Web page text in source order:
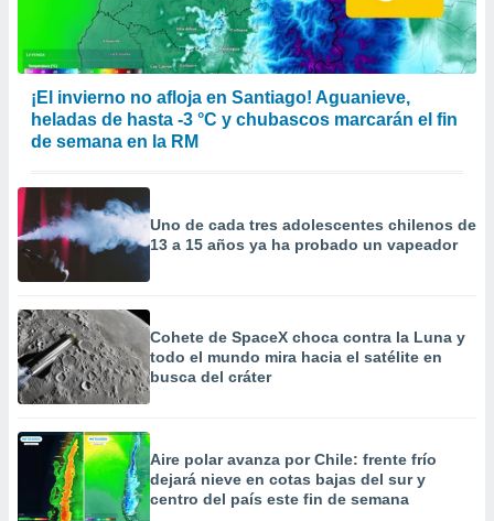
¡El invierno no afloja en Santiago! Aguanieve,
heladas de hasta -3 °C y chubascos marcarán el fin
de semana en la RM
Uno de cada tres adolescentes chilenos de
13 a 15 años ya ha probado un vapeador
Cohete de SpaceX choca contra la Luna y
todo el mundo mira hacia el satélite en
busca del cráter
Aire polar avanza por Chile: frente frío
dejará nieve en cotas bajas del sur y
centro del país este fin de semana